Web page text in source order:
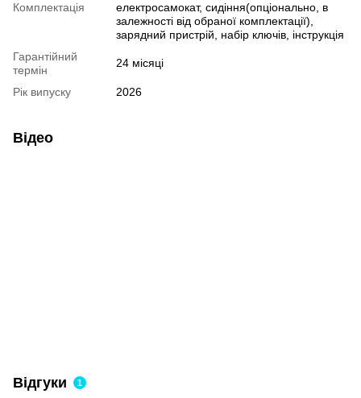
Комплектація
електросамокат, сидіння(опціонально, в
залежності від обраної комплектації),
зарядний пристрій, набір ключів, інструкція
Гарантійний
термін
24 місяці
Рік випуску 2026
Відео
Відгуки 1